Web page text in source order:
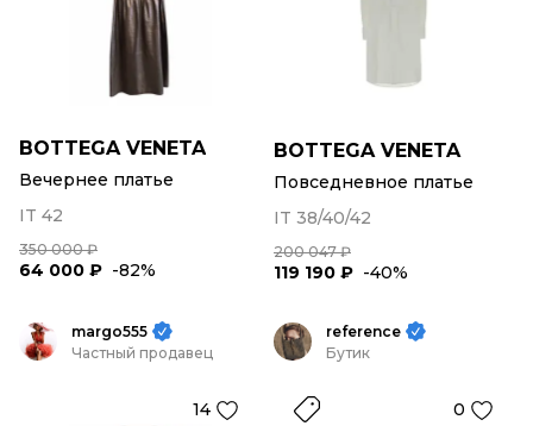
BOTTEGA VENETA
Вечернее платье
IT 42
350 000 ₽
64 000 ₽ -82%
BOTTEGA VENETA
Повседневное платье
IT 38/40/42
200 047 ₽
119 190 ₽ -40%
margo555
Частный продавец
14
reference
Бутик
0